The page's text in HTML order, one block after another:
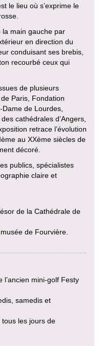
le lieu où s’exprime le
la main gauche par
en direction du
conduisant ses brebis,
recourbé ceux qui
de plusieurs
Paris, Fondation
de Lourdes,
cathédrales d’Angers,
retrace l’évolution
au XXème siècles de
décoré.
publics, spécialistes
claire et
de la Cathédrale de
de Fourvière.
l’ancien mini-golf Festy
samedis et
les jours de